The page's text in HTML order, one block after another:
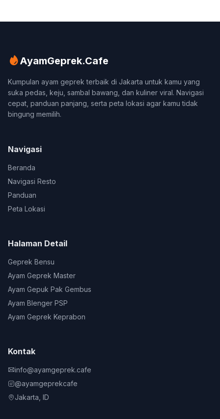
AyamGeprek.Cafe
Kumpulan ayam geprek terbaik di Jakarta untuk kamu yang
suka pedas, keju, sambal bawang, dan kuliner viral. Navigasi
cepat, panduan panjang, serta peta lokasi agar kamu tidak
bingung memilih.
Navigasi
Beranda
Navigasi Resto
Panduan
Peta Lokasi
Halaman Detail
Geprek Bensu
Ayam Geprek Master
Ayam Gepuk Pak Gembus
Ayam Blenger PSP
Ayam Geprek Keprabon
Kontak
info@ayamgeprek.cafe
@ayamgeprekcafe
Jakarta, ID